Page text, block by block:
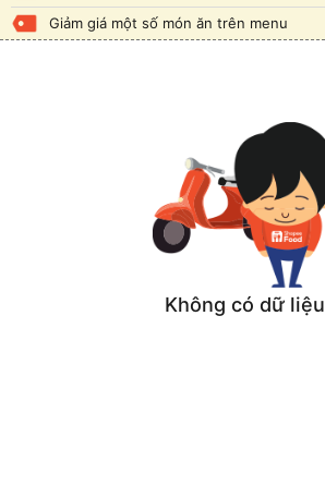
Giảm giá một số món ăn trên menu
Không có dữ liệu